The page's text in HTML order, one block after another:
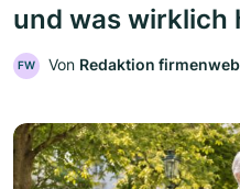
und was wirklich
FW Von Redaktion